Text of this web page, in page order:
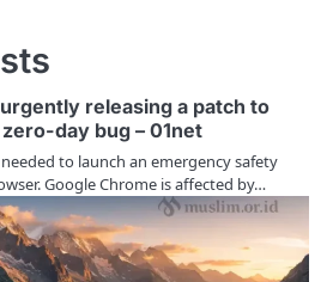
releasing a patch to
day bug – 01net
to launch an emergency safety
Google Chrome is affected by…